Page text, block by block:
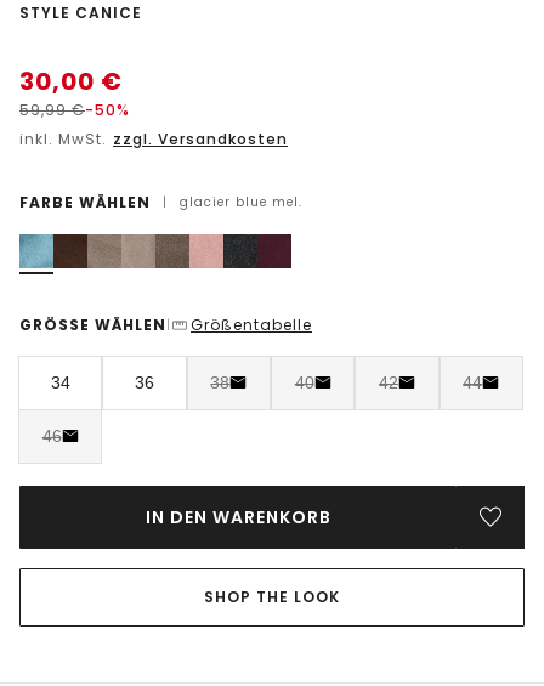
-
STYLE CANICE
30,00 €
59,99€-50%
inkl. MwSt. zzgl. Versandkosten
FARBE WÄHLEN | glacier blue mel.
GRÖSSE WÄHLEN | Größentabelle
34 36 38 40 42 44
46
IN DEN WARENKORB
SHOP THE LOOK